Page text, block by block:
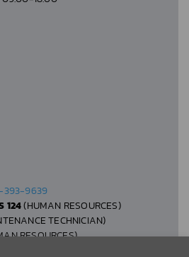
9639
124(HUMAN RESOURCES)
TECHNICIAN)
RESOURCES)